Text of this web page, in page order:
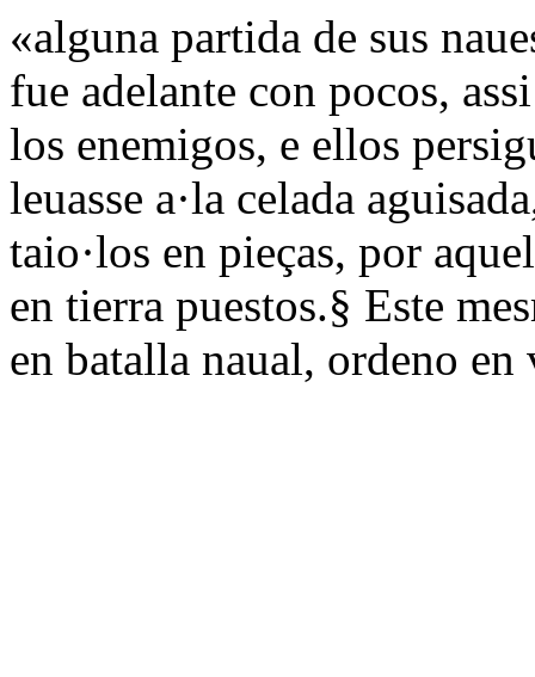
«alguna partida de sus
fue adelante con pocos,
los enemigos, e ellos
leuasse a·la celada
taio·los en pieças, por
en tierra puestos.§ Este
en batalla naual, ordeno